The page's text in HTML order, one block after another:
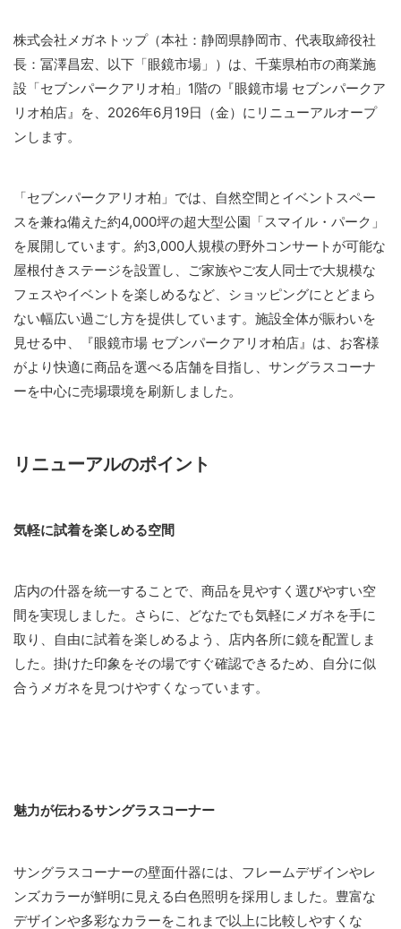
株式会社メガネトップ（本社：静岡県静岡市、代表取締役社
長：冨澤昌宏、以下「眼鏡市場」）は、千葉県柏市の商業施
設「セブンパークアリオ柏」1階の『眼鏡市場 セブンパークア
リオ柏店』を、2026年6月19日（金）にリニューアルオープ
ンします。
「セブンパークアリオ柏」では、自然空間とイベントスペー
スを兼ね備えた約4,000坪の超大型公園「スマイル・パーク」
を展開しています。約3,000人規模の野外コンサートが可能な
屋根付きステージを設置し、ご家族やご友人同士で大規模な
フェスやイベントを楽しめるなど、ショッピングにとどまら
ない幅広い過ごし方を提供しています。施設全体が賑わいを
見せる中、『眼鏡市場 セブンパークアリオ柏店』は、お客様
がより快適に商品を選べる店舗を目指し、サングラスコーナ
ーを中心に売場環境を刷新しました。
リニューアルのポイント
気軽に試着を楽しめる空間
店内の什器を統一することで、商品を見やすく選びやすい空
間を実現しました。さらに、どなたでも気軽にメガネを手に
取り、自由に試着を楽しめるよう、店内各所に鏡を配置しま
した。掛けた印象をその場ですぐ確認できるため、自分に似
合うメガネを見つけやすくなっています。
魅力が伝わるサングラスコーナー
サングラスコーナーの壁面什器には、フレームデザインやレ
ンズカラーが鮮明に見える白色照明を採用しました。豊富な
デザインや多彩なカラーをこれまで以上に比較しやすくな